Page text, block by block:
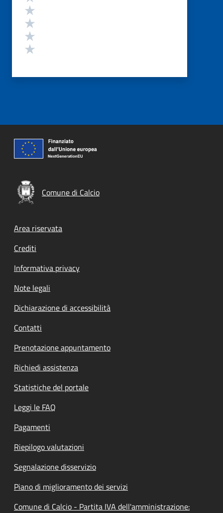
Comune di Calcio
Footer menu
Area riservata
Crediti
Informativa privacy
Note legali
Dichiarazione di accessibilità
Contatti
Prenotazione appuntamento
Richiedi assistenza
Statistiche del portale
Leggi le FAQ
Pagamenti
Riepilogo valutazioni
Segnalazione disservizio
Piano di miglioramento dei servizi
Comune di Calcio - Partita IVA dell'amministrazione: